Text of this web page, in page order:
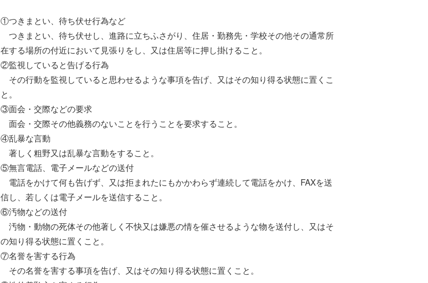
①つきまとい、待ち伏せ行為など
つきまとい、待ち伏せし、進路に立ちふさがり、住居・勤務先・学校その他その通常所
在する場所の付近において見張りをし、又は住居等に押し掛けること。
②監視していると告げる行為
その行動を監視していると思わせるような事項を告げ、又はその知り得る状態に置くこ
と。
③面会・交際などの要求
面会・交際その他義務のないことを行うことを要求すること。
④乱暴な言動
著しく粗野又は乱暴な言動をすること。
⑤無言電話、電子メールなどの送付
電話をかけて何も告げず、又は拒まれたにもかかわらず連続して電話をかけ、FAXを送
信し、若しくは電子メールを送信すること。
⑥汚物などの送付
汚物・動物の死体その他著しく不快又は嫌悪の情を催させるような物を送付し、又はそ
の知り得る状態に置くこと。
⑦名誉を害する行為
その名誉を害する事項を告げ、又はその知り得る状態に置くこと。